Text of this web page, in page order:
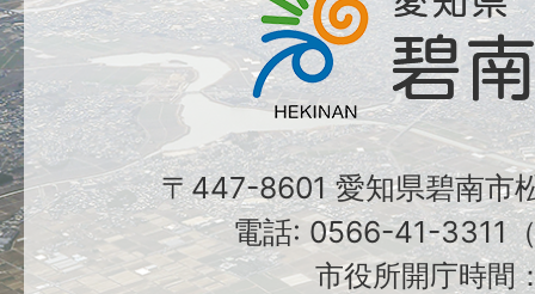
〒447-8601 愛知県碧南市
電話: 0566-41-3311
市役所開庁時間